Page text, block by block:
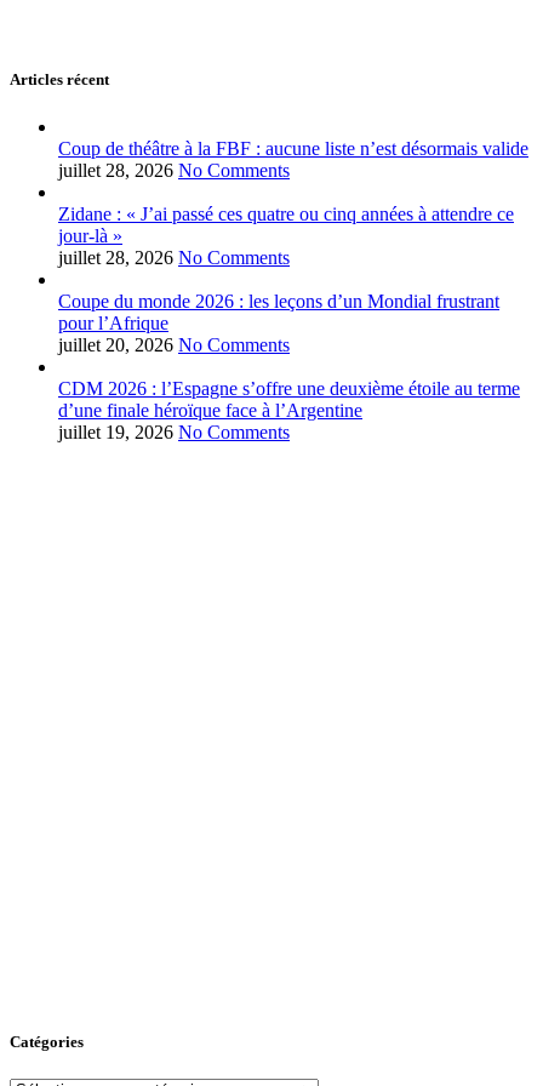
Articles récent
Coup de théâtre à la FBF : aucune liste n’est désormais valide
juillet 28, 2026 No Comments
Zidane : « J’ai passé ces quatre ou cinq années à attendre ce
jour-là »
juillet 28, 2026 No Comments
Coupe du monde 2026 : les leçons d’un Mondial frustrant
pour l’Afrique
juillet 20, 2026 No Comments
CDM 2026 : l’Espagne s’offre une deuxième étoile au terme
d’une finale héroïque face à l’Argentine
juillet 19, 2026 No Comments
Catégories